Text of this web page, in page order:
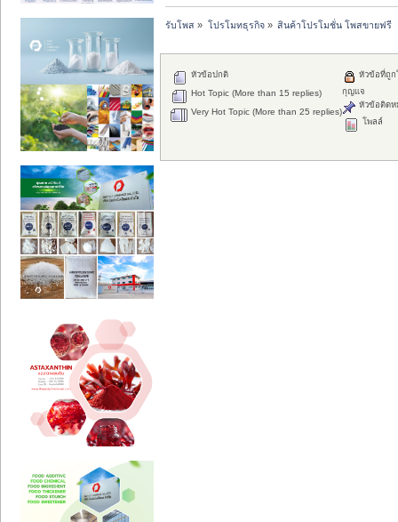
รับโพส » โปรโมทธุรกิจ» สินค้าโปรโมชั่น โพสขายฟรี
หัวข้อปกติ
Hot Topic (More than 15 replies)
Very Hot Topic (More than 25 replies)
หัวข้อที่ถูก
กุญแจ
หัวข้อติดห
โพลล์